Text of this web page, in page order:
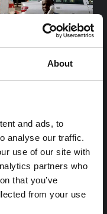
About
and ads, to
analyse our traffic.
use of our site with
partners who
that you’ve
from your use
محتوى ذو
ملاحظة سياقية:
هذه المذكرة هي الثانية
شبكة غير رسمية
معلومات سياقية
شرق جمهورية الكونغو
هال للعلوم المفتوحة